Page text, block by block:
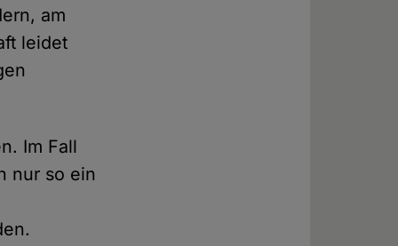
am
leidet
Im Fall
nur so ein